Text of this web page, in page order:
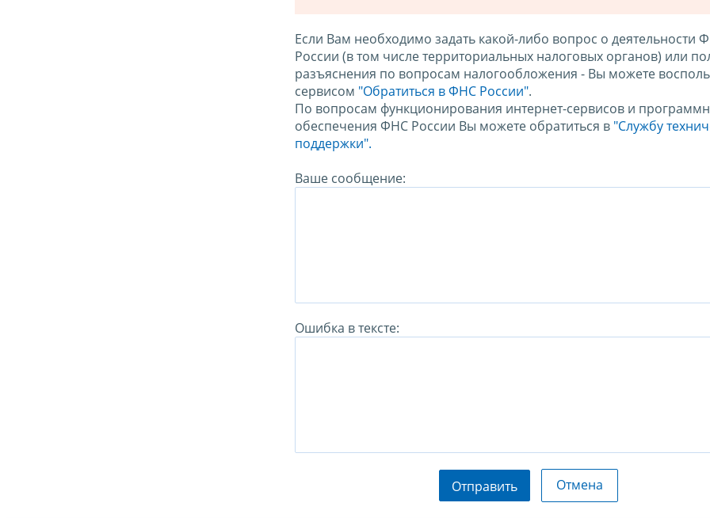
Если Вам необходимо задать какой-либо вопрос о деятельности
России (в том числе территориальных налоговых органов) или
разъяснения по вопросам налогообложения - Вы можете
сервисом "Обратиться в ФНС России".
По вопросам функционирования интернет-сервисов и
обеспечения ФНС России Вы можете обратиться в "Службу
поддержки".
Ваше сообщение:
Ошибка в тексте:
Отправить Отмена